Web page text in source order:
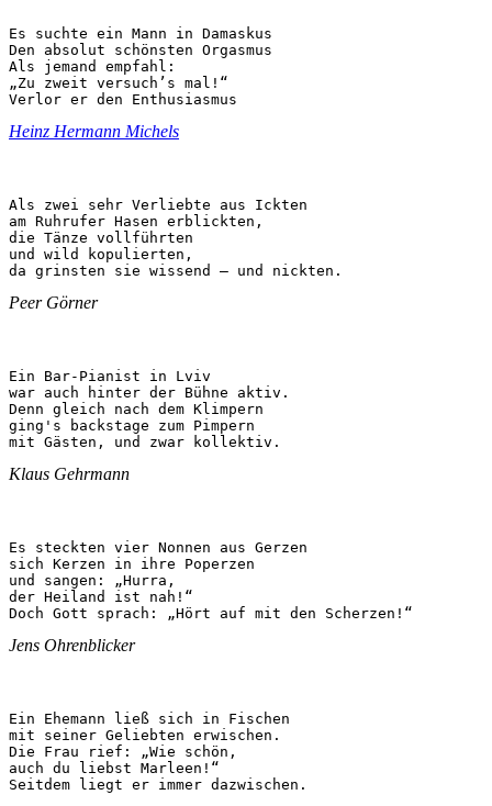
Es suchte ein Mann in Damaskus
Den absolut schönsten Orgasmus
Als jemand empfahl:
„Zu zweit versuch’s mal!“
Verlor er den Enthusiasmus
Heinz Hermann Michels
Als zwei sehr Verliebte aus Ickten
am Ruhrufer Hasen erblickten,
die Tänze vollführten
und wild kopulierten,
da grinsten sie wissend – und nickten.
Peer Görner
Ein Bar-Pianist in Lviv
war auch hinter der Bühne aktiv.
Denn gleich nach dem Klimpern
ging's backstage zum Pimpern
mit Gästen, und zwar kollektiv.
Klaus Gehrmann
Es steckten vier Nonnen aus Gerzen
sich Kerzen in ihre Poperzen
und sangen: „Hurra,
der Heiland ist nah!“
Doch Gott sprach: „Hört auf mit den Scherzen!“
Jens Ohrenblicker
Ein Ehemann ließ sich in Fischen
mit seiner Geliebten erwischen.
Die Frau rief: „Wie schön,
auch du liebst Marleen!“
Seitdem liegt er immer dazwischen.